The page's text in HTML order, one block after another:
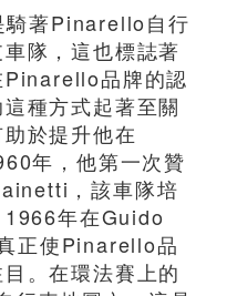
著Pinarello自行
隊，這也標誌著
Pinarello品牌的認
種方式起著至關
於提升他在
年，他第一次贊
，該車隊培
1966年在Guido
正使Pinarello品
。在環法賽上的